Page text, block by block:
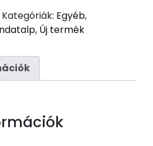
Kategóriák: Egyéb,
, Új termék